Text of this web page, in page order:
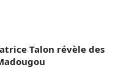
Talon révèle des